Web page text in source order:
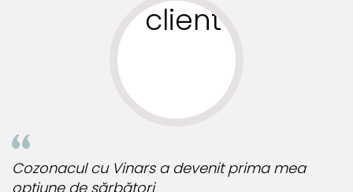
Cozonacul cu Vinars a devenit prima mea
opțiune de sărbători